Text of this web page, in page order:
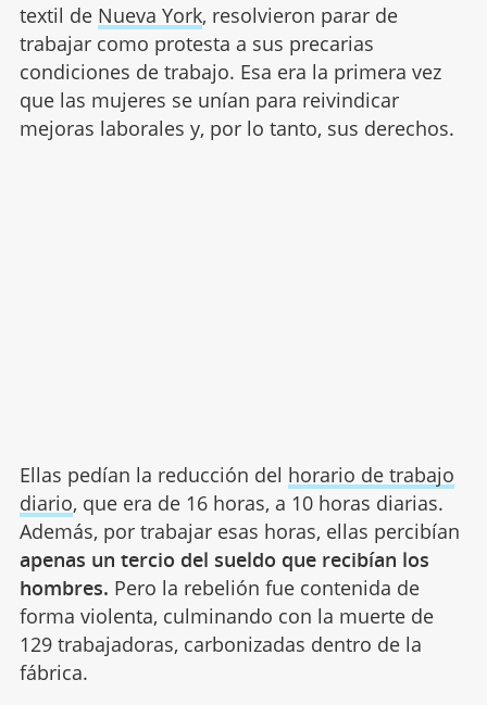
textil de Nueva York, resolvieron parar de
trabajar como protesta a sus precarias
condiciones de trabajo. Esa era la primera vez
que las mujeres se unían para reivindicar
mejoras laborales y, por lo tanto, sus derechos.
Ellas pedían la reducción del horario de trabajo
diario, que era de 16 horas, a 10 horas diarias.
Además, por trabajar esas horas, ellas percibían
apenas un tercio del sueldo que recibían los
hombres. Pero la rebelión fue contenida de
forma violenta, culminando con la muerte de
129 trabajadoras, carbonizadas dentro de la
fábrica.